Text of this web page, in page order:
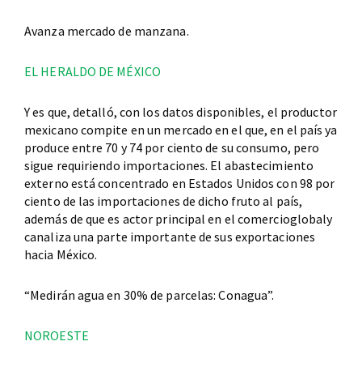
Avanza mercado de manzana.
EL HERALDO DE MÉXICO
Y es que, detalló, con los datos disponibles, el productor
mexicano compite en un mercado en el que, en el país ya
produce entre 70 y 74 por ciento de su consumo, pero
sigue requiriendo importaciones. El abastecimiento
externo está concentrado en Estados Unidos con 98 por
ciento de las importaciones de dicho fruto al país,
además de que es actor principal en el comercioglobaly
canaliza una parte importante de sus exportaciones
hacia México.
“Medirán agua en 30% de parcelas: Conagua”.
NOROESTE